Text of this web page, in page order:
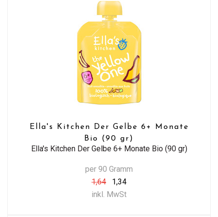
Ella's Kitchen Der Gelbe 6+ Monate
Bio (90 gr)
Ella's Kitchen Der Gelbe 6+ Monate Bio (90 gr)
per 90 Gramm
1,64
1,34
inkl. MwSt